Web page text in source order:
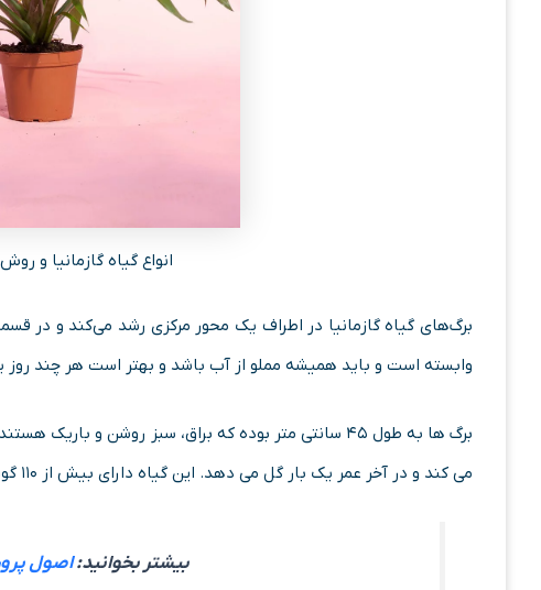
انواع گیاه گازمانیا و
برگ‌های گیاه گازمانیا در اطراف یک محور مرکزی رشد می‌کند و در
وابسته است و باید همیشه مملو از آب باشد و بهتر است هر چند روز
برگ ها به طول ۴۵ سانتی متر بوده که براق، سبز روشن و
می کند و در آخر عمر یک بار گل می دهد. این گیاه دارای بیش از ۱۱۰ گونه مختلف است.
بیشتر بخوانید:اصول